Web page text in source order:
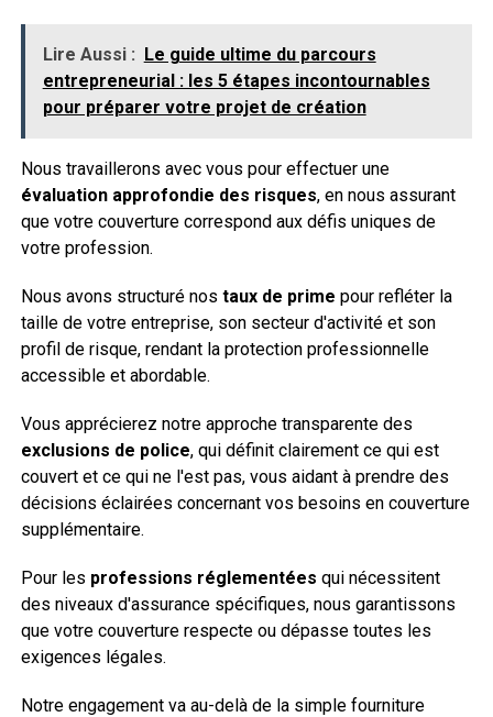
Lire Aussi : Le guide ultime du parcours
entrepreneurial : les 5 étapes incontournables
pour préparer votre projet de création
Nous travaillerons avec vous pour effectuer une
évaluation approfondie des risques, en nous assurant
que votre couverture correspond aux défis uniques de
votre profession.
Nous avons structuré nos taux de prime pour refléter la
taille de votre entreprise, son secteur d'activité et son
profil de risque, rendant la protection professionnelle
accessible et abordable.
Vous apprécierez notre approche transparente des
exclusions de police, qui définit clairement ce qui est
couvert et ce qui ne l'est pas, vous aidant à prendre des
décisions éclairées concernant vos besoins en couverture
supplémentaire.
Pour les professions réglementées qui nécessitent
des niveaux d'assurance spécifiques, nous garantissons
que votre couverture respecte ou dépasse toutes les
exigences légales.
Notre engagement va au-delà de la simple fourniture